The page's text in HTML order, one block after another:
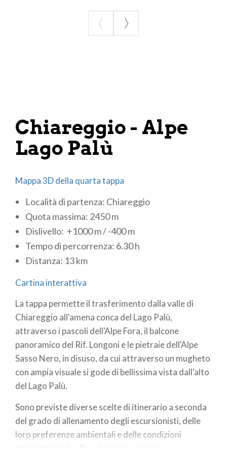
Chiareggio - Alpe
Lago Palù
Mappa 3D della quarta tappa
Località di partenza: Chiareggio
Quota massima: 2450 m
Dislivello: +1000 m / -400 m
Tempo di percorrenza: 6.30 h
Distanza: 13 km
Cartina interattiva
La tappa permette il trasferimento dalla valle di
Chiareggio all'amena conca del Lago Palù,
attraverso i pascoli dell'Alpe Fora, il balcone
panoramico del Rif. Longoni e le pietraie dell'Alpe
Sasso Nero, in disuso, da cui attraverso un mugheto
con ampia visuale si gode di bellissima vista dall'alto
del Lago Palù.
Sono previste diverse scelte di itinerario a seconda
del grado di allenamento degli escursionisti, delle
loro preferenze ambientali e delle condizioni